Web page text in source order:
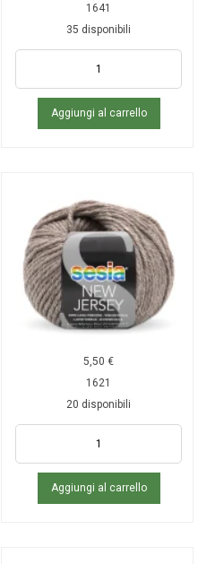
1641
35 disponibili
Aggiungi al carrello
5,50€
1621
20 disponibili
Aggiungi al carrello